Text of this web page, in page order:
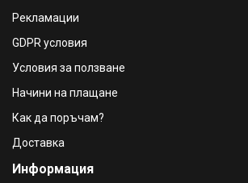
блестящи частици
€4.56 / 8.92 лв.
- 5 ml
€3.49 / 6.83 лв.
черна ) - 8,5 ml
Рекламации
GDPR условия
Условия за ползване
Начини на плащане
Как да поръчам?
Доставка
Информация